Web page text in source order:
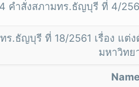
คำสั่งสภามทร.ธัญบุรี ที่ 4/
ร.ธัญบุรี ที่ 18/2561 เรื่อง แ
มหาวิทย